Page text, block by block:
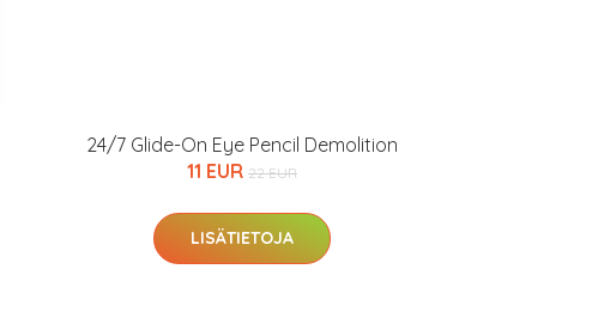
24/7 Glide-On Eye Pencil Demolition
11 EUR 22 EUR
LISÄTIETOJA